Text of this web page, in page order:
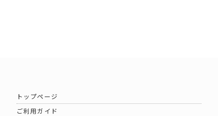
トップページ
ご利用ガイド